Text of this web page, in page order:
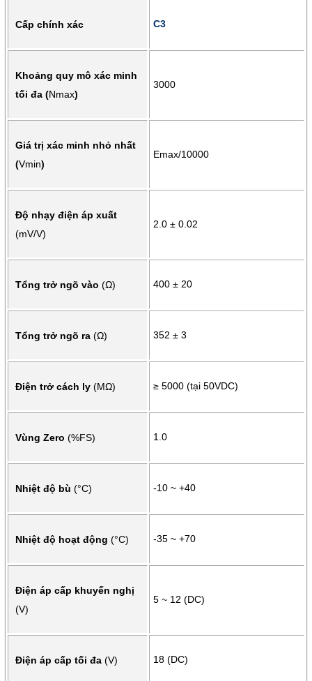
Cấp chính xác C3
Khoảng quy mô xác minh
tối đa (Nmax)
3000
Giá trị xác minh nhỏ nhất
(Vmin)
Emax/10000
Độ nhạy điện áp xuất
(mV/V)
2.0 ± 0.02
Tổng trở ngõ vào (Ω) 400 ± 20
Tổng trở ngõ ra (Ω) 352 ± 3
Điện trở cách ly (MΩ) ≥ 5000 (tại 50VDC)
Vùng Zero (%FS) 1.0
Nhiệt độ bù (°C) -10 ~ +40
Nhiệt độ hoạt động (°C) -35 ~ +70
Điện áp cấp khuyến nghị
(V)
5 ~ 12 (DC)
Điện áp cấp tối đa (V) 18 (DC)